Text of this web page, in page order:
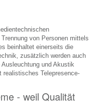
Lösungen
Displays
von Personen mittels
beinhaltet einerseits die
zusätzlich werden auch
und Akustik
realistisches Telepresence-
- weil Qualität